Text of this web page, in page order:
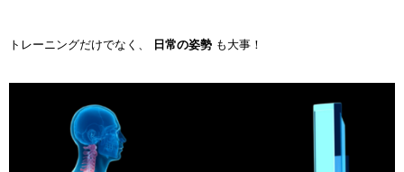
トレーニングだけでなく、 日常の姿勢 も大事！